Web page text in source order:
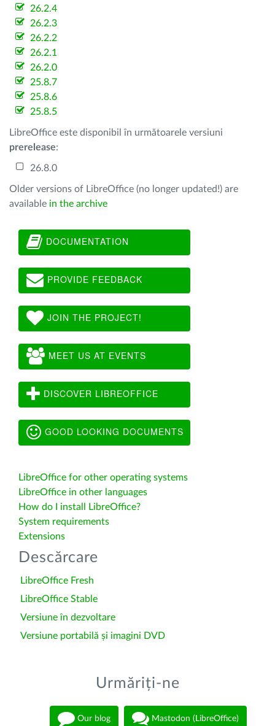
26.2.4
26.2.3
26.2.2
26.2.1
26.2.0
25.8.7
25.8.6
25.8.5
LibreOffice este disponibil în următoarele versiuni
prerelease:
26.8.0
Older versions of LibreOffice (no longer updated!) are
available in the archive
DOCUMENTATION
PROVIDE FEEDBACK
JOIN THE PROJECT!
MEET US AT EVENTS
DISCOVER LIBREOFFICE
GOOD LOOKING DOCUMENTS
LibreOffice for other operating systems
LibreOffice in other languages
How do I install LibreOffice?
System requirements
Extensions
Descărcare
LibreOffice Fresh
LibreOffice Stable
Versiune în dezvoltare
Versiune portabilă și imagini DVD
Urmăriți-ne
Our blog Mastodon (LibreOffice)